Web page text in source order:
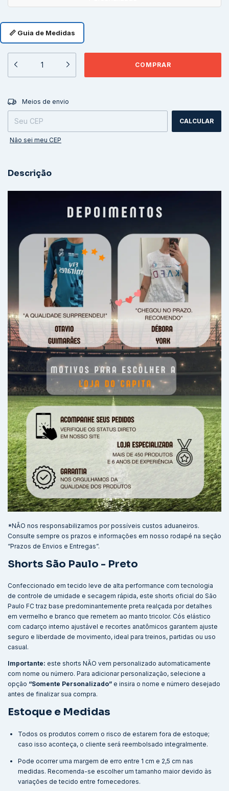
📏 Guia de Medidas
Entregas para o CEP:
Meios de envio
CALCULAR
Não sei meu CEP
Descrição
*NÃO nos responsabilizamos por possíveis custos aduaneiros.
Consulte sempre os prazos e informações em nosso rodapé na seção
“Prazos de Envios e Entregas”.
Shorts São Paulo - Preto
Confeccionado em tecido leve de alta performance com tecnologia
de controle de umidade e secagem rápida, este shorts oficial do São
Paulo FC traz base predominantemente preta realçada por detalhes
em vermelho e branco que remetem ao manto tricolor. Cós elástico
com cadarço interno ajustável e recortes anatômicos garantem ajuste
seguro e liberdade de movimento, ideal para treinos, partidas ou uso
casual.
Importante: este shorts NÃO vem personalizado automaticamente
com nome ou número. Para adicionar personalização, selecione a
opção “Somente Personalizado” e insira o nome e número desejado
antes de finalizar sua compra.
Estoque e Medidas
Todos os produtos correm o risco de estarem fora de estoque;
caso isso aconteça, o cliente será reembolsado integralmente.
Pode ocorrer uma margem de erro entre 1 cm e 2,5 cm nas
medidas. Recomenda-se escolher um tamanho maior devido às
variações de tecido entre fornecedores.